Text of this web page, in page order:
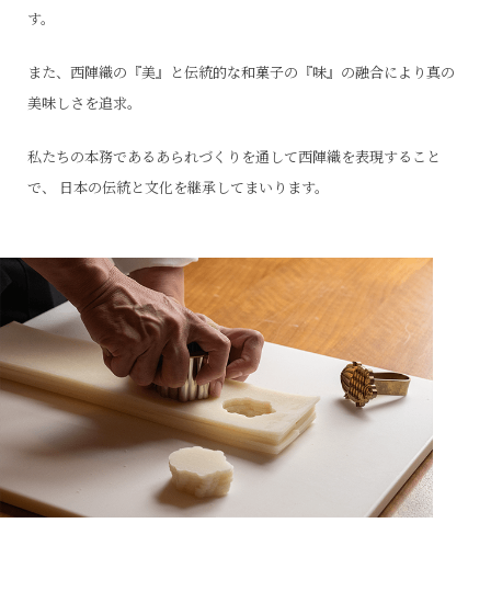
す。
また、西陣織の『美』と伝統的な和菓子の『味』の融合により真の
美味しさを追求。
私たちの本務であるあられづくりを通して西陣織を表現すること
で、
日本の伝統と文化を継承してまいります。